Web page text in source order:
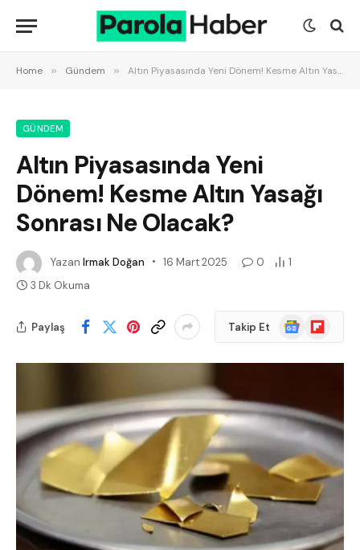
Home » Gündem » Altın Piyasasında Yeni Dönem! Kesme Altın Yasağı Sonrası Ne Olacak?
GÜNDEM
Altın Piyasasında Yeni
Dönem! Kesme Altın Yasağı
Sonrası Ne Olacak?
Yazan Irmak Doğan 16 Mart 2025 0
1
3 Dk Okuma
Paylaş Takip Et
Google
News
Flipboard